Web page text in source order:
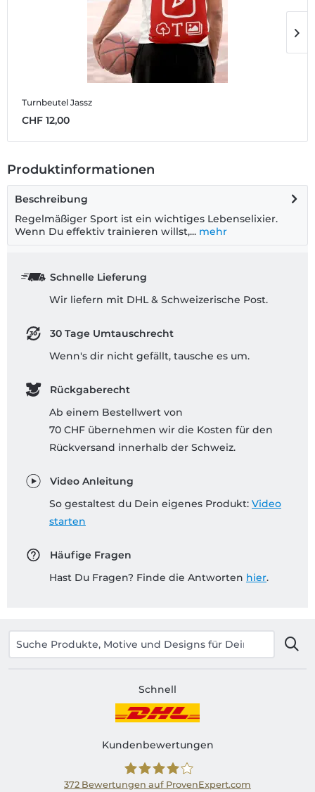
Turnbeutel Jassz
CHF 12,00
Produktinformationen
Beschreibung
Regelmäßiger Sport ist ein wichtiges Lebenselixier.
Wenn Du effektiv trainieren willst,... mehr
Schnelle Lieferung
Wir liefern mit DHL & Schweizerische Post.
30 Tage Umtauschrecht
Wenn's dir nicht gefällt, tausche es um.
Rückgaberecht
Ab einem Bestellwert von
70 CHF übernehmen wir die Kosten für den
Rückversand innerhalb der Schweiz.
Video Anleitung
So gestaltest du Dein eigenes Produkt: Video
starten
Häufige Fragen
Hast Du Fragen? Finde die Antworten hier.
Schnell
Kundenbewertungen
372 Bewertungen auf ProvenExpert.com